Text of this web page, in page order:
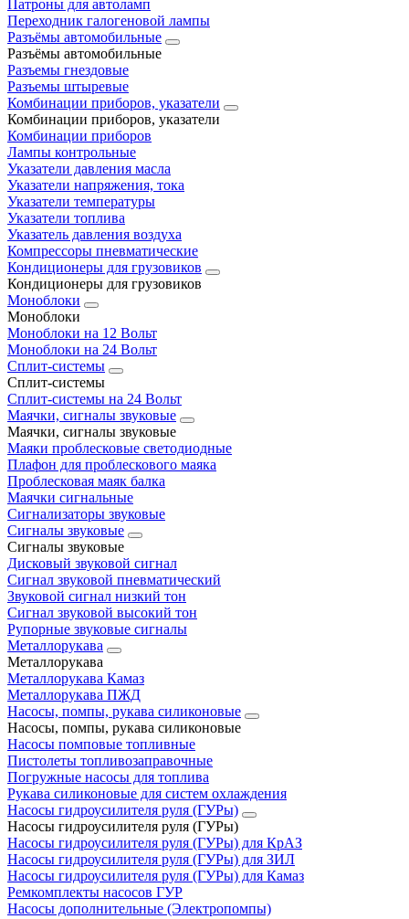
Патроны для автоламп
Переходник галогеновой лампы
Разъёмы автомобильные
Разъёмы автомобильные
Разъемы гнездовые
Разъемы штыревые
Комбинации приборов, указатели
Комбинации приборов, указатели
Комбинации приборов
Лампы контрольные
Указатели давления масла
Указатели напряжения, тока
Указатели температуры
Указатели топлива
Указатель давления воздуха
Компрессоры пневматические
Кондиционеры для грузовиков
Кондиционеры для грузовиков
Моноблоки
Моноблоки
Моноблоки на 12 Вольт
Моноблоки на 24 Вольт
Сплит-системы
Сплит-системы
Сплит‑системы на 24 Вольт
Маячки, сигналы звуковые
Маячки, сигналы звуковые
Маяки проблесковые светодиодные
Плафон для проблескового маяка
Проблесковая маяк балка
Маячки сигнальные
Сигнализаторы звуковые
Сигналы звуковые
Сигналы звуковые
Дисковый звуковой сигнал
Сигнал звуковой пневматический
Звуковой сигнал низкий тон
Сигнал звуковой высокий тон
Рупорные звуковые сигналы
Металлорукава
Металлорукава
Металлорукава Камаз
Металлорукава ПЖД
Насосы, помпы, рукава силиконовые
Насосы, помпы, рукава силиконовые
Насосы помповые топливные
Пистолеты топливозаправочные
Погружные насосы для топлива
Рукава силиконовые для систем охлаждения
Насосы гидроусилителя руля (ГУРы)
Насосы гидроусилителя руля (ГУРы)
Насосы гидроусилителя руля (ГУРы) для КрАЗ
Насосы гидроусилителя руля (ГУРы) для ЗИЛ
Насосы гидроусилителя руля (ГУРы) для Камаз
Ремкомплекты насосов ГУР
Насосы дополнительные (Электропомпы)